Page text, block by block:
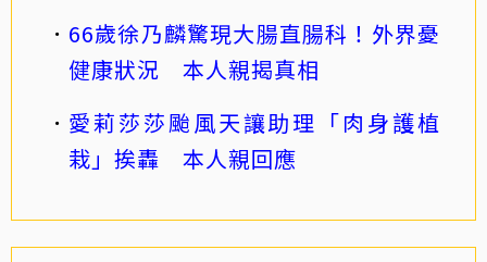
66歲徐乃麟驚現大腸直腸科！外界憂
健康狀況 本人親揭真相
愛莉莎莎颱風天讓助理「肉身護植
栽」挨轟 本人親回應